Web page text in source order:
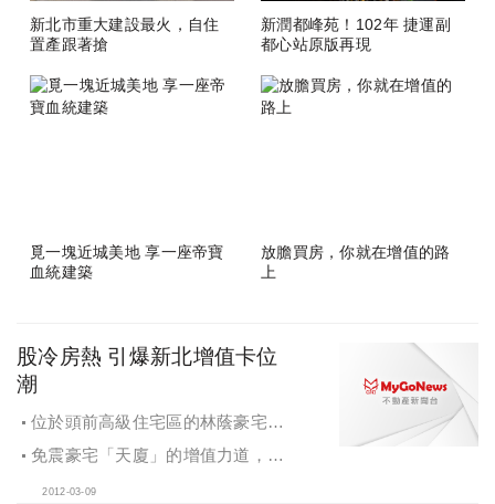
新北市重大建設最火，自住
置產跟著搶
新潤都峰苑！102年 捷運副
都心站原版再現
覓一塊近城美地 享一座帝寶
血統建築
放膽買房，你就在增值的路
上
股冷房熱 引爆新北增值卡位
潮
位於頭前高級住宅區的林蔭豪宅
「一品莊」享受緊鄰商業區與捷運之
免震豪宅「天廈」的增值力道，除
2012-03-09